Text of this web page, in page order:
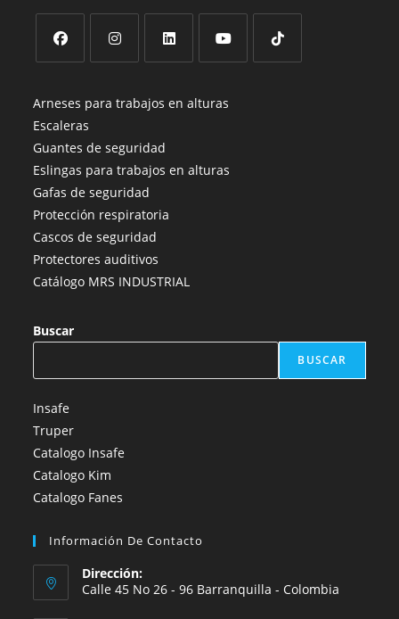
abre
en
una
nueva
pestaña
abre
una
nueva
pestaña
abre
una
nueva
pestaña
abre
nueva
Arneses para trabajos en alturas
Escaleras
Guantes de seguridad
Eslingas para trabajos en alturas
Gafas de seguridad
Protección respiratoria
Cascos de seguridad
Protectores auditivos
Catálogo MRS INDUSTRIAL
Buscar
BUSCAR
Insafe
Truper
Catalogo Insafe
Catalogo Kim
Catalogo Fanes
Información De Contacto
Dirección:
Calle 45 No 26 - 96 Barranquilla - Colombia